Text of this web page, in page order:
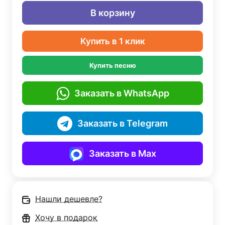
В корзину
Купить в 1 клик
Купить песню
Заказать в WhatsApp
Заказать в Telegram
Заказать в Max
Нашли дешевле?
Хочу в подарок